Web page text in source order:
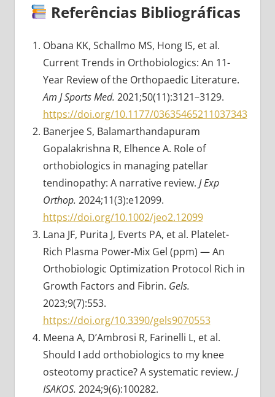
Referências Bibliográficas
Obana KK, Schallmo MS, Hong IS, et al.
Current Trends in Orthobiologics: An 11-
Year Review of the Orthopaedic Literature.
Am J Sports Med. 2021;50(11):3121–3129.
https://doi.org/10.1177/03635465211037343
Banerjee S, Balamarthandapuram
Gopalakrishna R, Elhence A. Role of
orthobiologics in managing patellar
tendinopathy: A narrative review. J Exp
Orthop. 2024;11(3):e12099.
https://doi.org/10.1002/jeo2.12099
Lana JF, Purita J, Everts PA, et al. Platelet-
Rich Plasma Power-Mix Gel (ppm) — An
Orthobiologic Optimization Protocol Rich in
Growth Factors and Fibrin. Gels.
2023;9(7):553.
https://doi.org/10.3390/gels9070553
Meena A, D’Ambrosi R, Farinelli L, et al.
Should I add orthobiologics to my knee
osteotomy practice? A systematic review. J
ISAKOS. 2024;9(6):100282.